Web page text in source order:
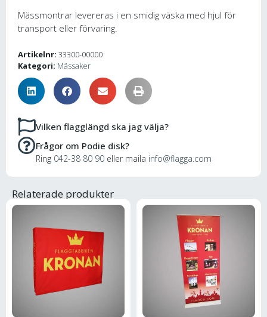
Mässmontrar levereras i en smidig väska med hjul för
transport eller förvaring.
Artikelnr: 33300-00000
Kategori: Mässaker
Vilken flagglängd ska jag välja?
Frågor om Podie disk?
Ring 042-38 80 90 eller maila info@flagga.com
Relaterade produkter